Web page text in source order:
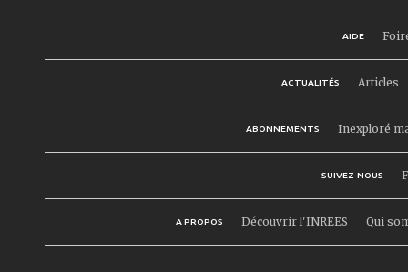
AIDE
ACTUALITÉS Articles
ABONNEMENTS Inexploré
SUIVEZ-NOUS
A PROPOS Découvrir l'INREES Qui